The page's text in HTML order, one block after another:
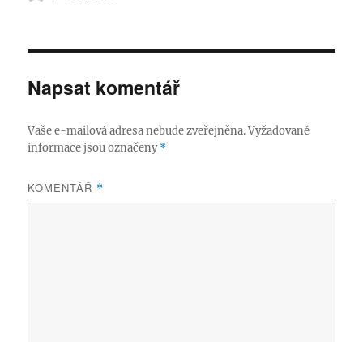
Napsat komentář
Vaše e-mailová adresa nebude zveřejněna. Vyžadované
informace jsou označeny*
KOMENTÁŘ *